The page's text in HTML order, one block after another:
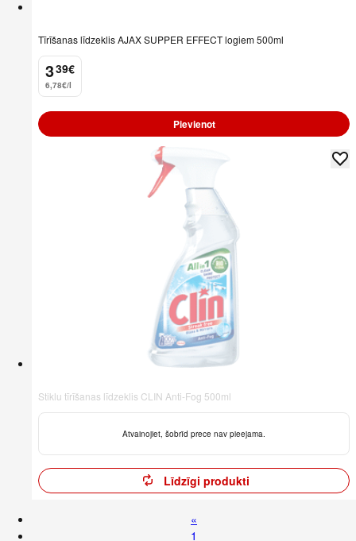
Tīrīšanas līdzeklis AJAX SUPPER EFFECT logiem 500ml
3
. 39€
6,78€/l
Pievienot
Stiklu tīrīšanas līdzeklis CLIN Anti-Fog 500ml
Atvainojiet, šobrīd prece nav pieejama.
Līdzīgi produkti
«
1